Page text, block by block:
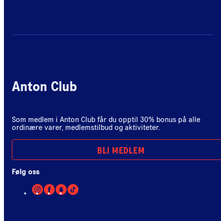
Anton Club
Som medlem i Anton Club får du opptil 30% bonus på alle
ordinære varer, medlemstilbud og aktiviteter.
BLI MEDLEM
Følg oss